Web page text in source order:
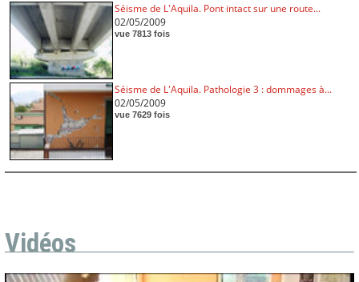
Séisme de L'Aquila. Pont intact sur une route...
02/05/2009
vue 7813 fois
Séisme de L'Aquila. Pathologie 3 : dommages à...
02/05/2009
vue 7629 fois
Vidéos